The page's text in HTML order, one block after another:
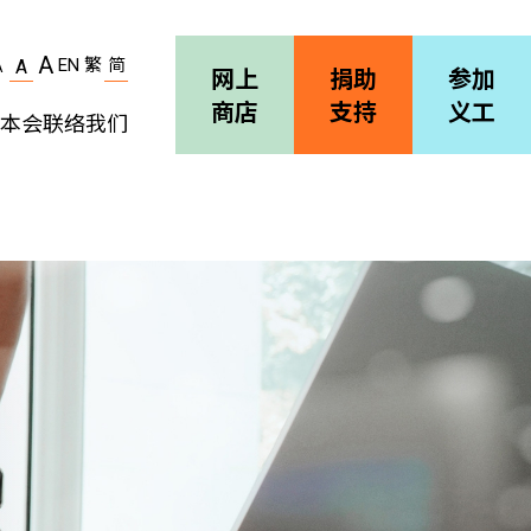
A A EN 繁 简
会
职位空缺
招标通告
联络我们
网上
商店
捐助
支持
参加
义工